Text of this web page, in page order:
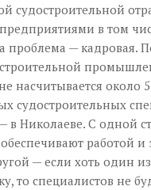
судостроительной
в том
проблема — кадровая.
насчитывается около
судостроительных
в Николаеве. С одной
работой и
— если хоть один
то специалистов не